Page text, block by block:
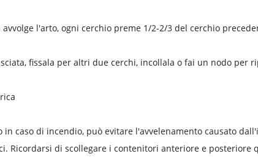
l'arto, ogni cerchio preme 1/2-2/3 del cerchio
fissala per altri due cerchi, incollala o fai un nodo per
caso di incendio, può evitare l'avvelenamento causato
Ricordarsi di scollegare i contenitori anteriore e posteriore